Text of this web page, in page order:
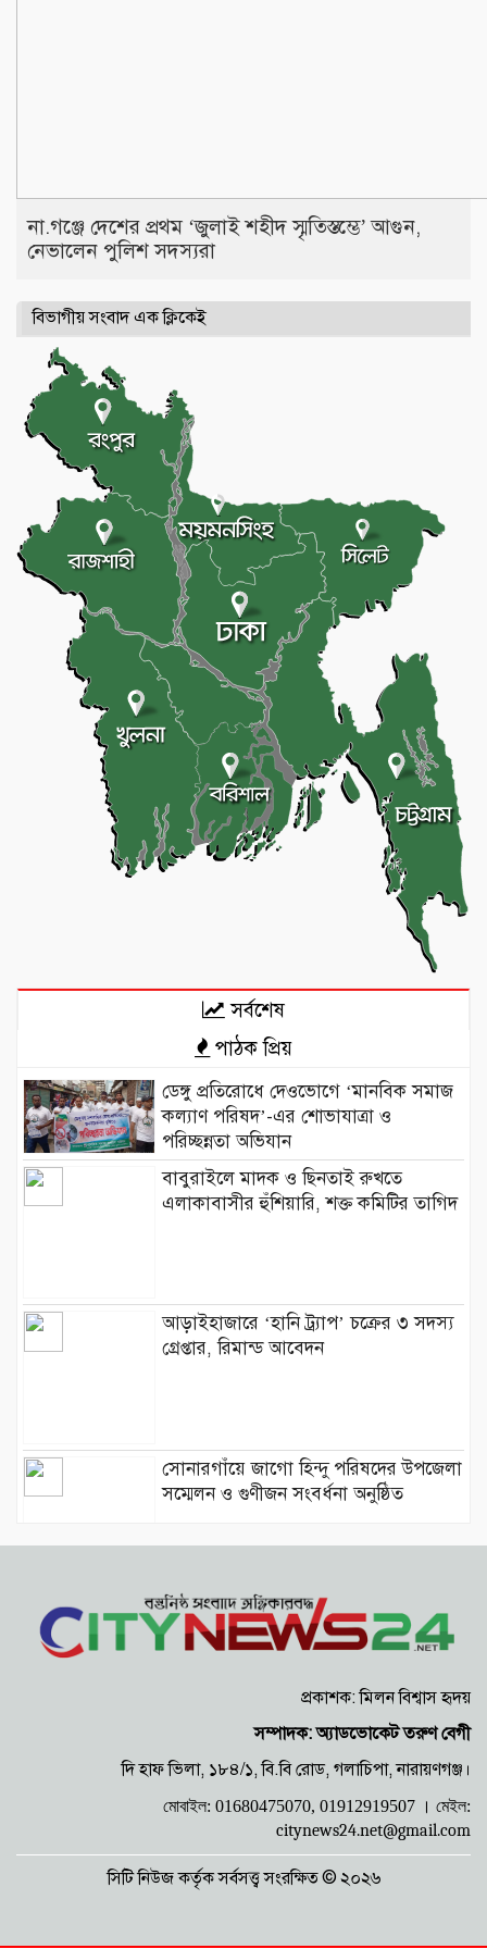
না.গঞ্জে দেশের প্রথম ‘জুলাই শহীদ স্মৃতিস্তম্ভে’ আগুন,
নেভালেন পুলিশ সদস্যরা
বিভাগীয় সংবাদ এক ক্লিকেই
সর্বশেষ
পাঠক প্রিয়
ডেঙ্গু প্রতিরোধে দেওভোগে ‘মানবিক সমাজ
কল্যাণ পরিষদ’-এর শোভাযাত্রা ও
পরিচ্ছন্নতা অভিযান
বাবুরাইলে মাদক ও ছিনতাই রুখতে
এলাকাবাসীর হুঁশিয়ারি, শক্ত কমিটির তাগিদ
আড়াইহাজারে ‘হানি ট্র্যাপ’ চক্রের ৩ সদস্য
গ্রেপ্তার, রিমান্ড আবেদন
সোনারগাঁয়ে জাগো হিন্দু পরিষদের উপজেলা
সম্মেলন ও গুণীজন সংবর্ধনা অনুষ্ঠিত
শিশুসহ একই পরিবারের ৩ জন আশঙ্কাজনক
অবস্থায় বার্ন ইনস্টিটিউটে
বাংলাদেশে আর কোনো ফ্যাসিস্ট ও নৈরাজ্য
বরদাশত করা হবে না: অধ্যাপক মামুন
মাহমুদ
প্রকাশক: মিলন বিশ্বাস হৃদয়
সম্পাদক: অ্যাডভোকেট তরুণ বেগী
দি হাফ ভিলা, ১৮৪/১, বি.বি রোড, গলাচিপা, নারায়ণগঞ্জ।
মোবাইল: 01680475070, 01912919507 । মেইল:
citynews24.net@gmail.com
সিটি নিউজ কর্তৃক সর্বসত্ত্ব সংরক্ষিত © ২০২৬